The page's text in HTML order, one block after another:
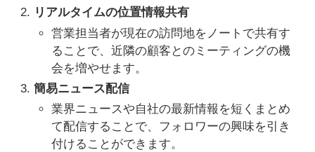
リアルタイムの位置情報共有
営業担当者が現在の訪問地をノートで共有す
ることで、近隣の顧客とのミーティングの機
会を増やせます。
簡易ニュース配信
業界ニュースや自社の最新情報を短くまとめ
て配信することで、フォロワーの興味を引き
付けることができます。